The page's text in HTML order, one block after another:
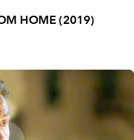
HOME (2019)